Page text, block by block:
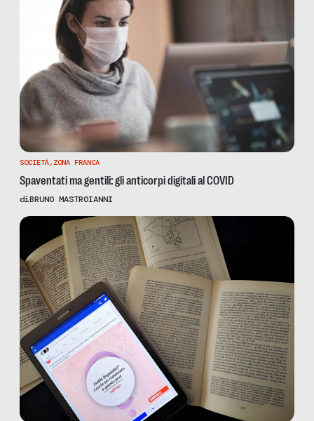
SOCIETÀ, ZONA FRANCA
Spaventati ma gentili: gli anticorpi digitali al COVID
diBRUNO MASTROIANNI